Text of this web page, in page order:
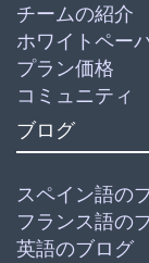
チームの紹介
ホワイトペー
プラン価格
コミュニティ
ブログ
スペイン語の
フランス語の
英語のブログ